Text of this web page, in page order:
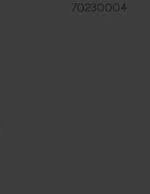
70230004